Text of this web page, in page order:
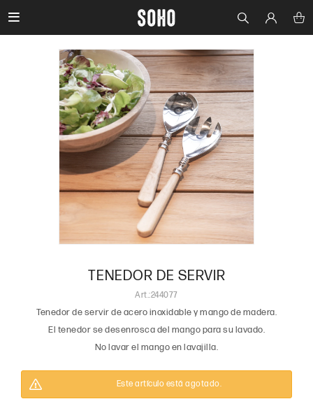

TENEDOR DE SERVIR
244077
Tenedor de servir de acero inoxidable y mango de madera.
El tenedor se desenrosca del mango para su lavado.
No lavar el mango en lavajilla.
Este artículo está agotado.